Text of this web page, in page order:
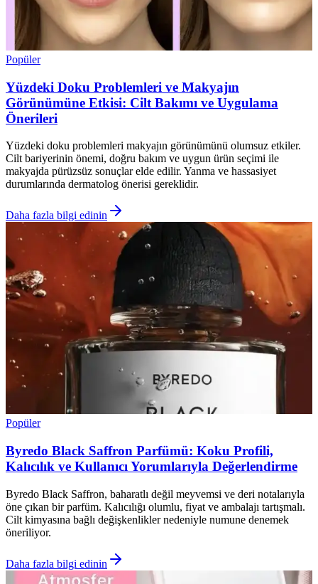
Popüler
Yüzdeki Doku Problemleri ve Makyajın
Görünümüne Etkisi: Cilt Bakımı ve Uygulama
Önerileri
Yüzdeki doku problemleri makyajın görünümünü olumsuz etkiler.
Cilt bariyerinin önemi, doğru bakım ve uygun ürün seçimi ile
makyajda pürüzsüz sonuçlar elde edilir. Yanma ve hassasiyet
durumlarında dermatolog önerisi gereklidir.
Daha fazla bilgi edinin
Popüler
Byredo Black Saffron Parfümü: Koku Profili,
Kalıcılık ve Kullanıcı Yorumlarıyla Değerlendirme
Byredo Black Saffron, baharatlı değil meyvemsi ve deri notalarıyla
öne çıkan bir parfüm. Kalıcılığı olumlu, fiyat ve ambalajı tartışmalı.
Cilt kimyasına bağlı değişkenlikler nedeniyle numune denemek
öneriliyor.
Daha fazla bilgi edinin